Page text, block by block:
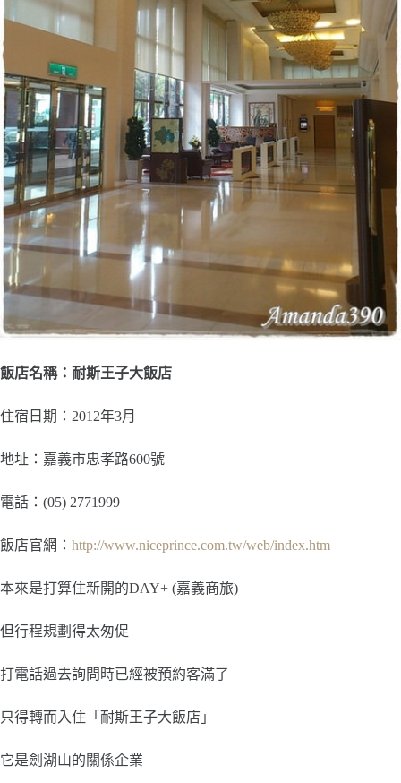
飯店名稱：耐斯王子大飯店
住宿日期：2012年3月
地址：嘉義市忠孝路600號
電話：(05) 2771999
飯店官網： http://www.niceprince.com.tw/web/index.htm
本來是打算住新開的DAY+ (嘉義商旅)
但行程規劃得太匆促
打電話過去詢問時已經被預約客滿了
只得轉而入住「耐斯王子大飯店」
它是劍湖山的關係企業